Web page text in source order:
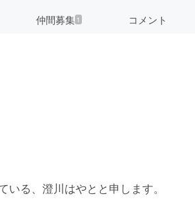
仲間募集 1 コメント
る、澄川はやとと申します。